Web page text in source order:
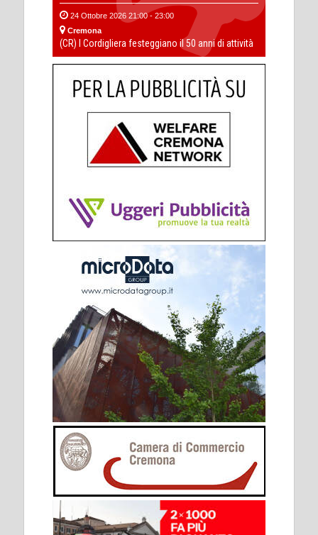
24 Ottobre 2026 21:00 - 23:00
Cremona
(CR) I Cordigliera festeggiano il 50 anni di attività